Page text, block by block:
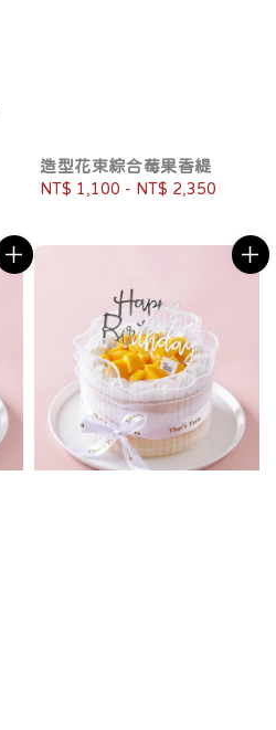
造型花束綜合莓果香緹
Regular
NT$ 1,100 - NT$ 2,350